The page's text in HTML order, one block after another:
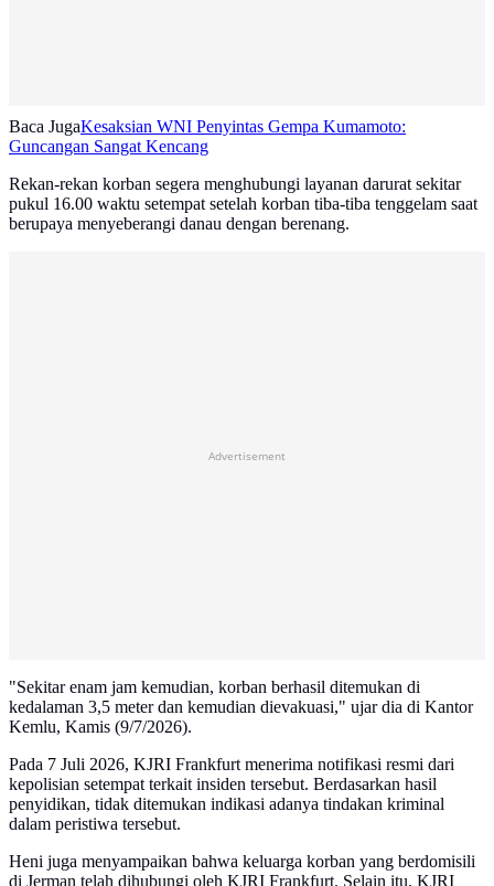
Baca JugaKesaksian WNI Penyintas Gempa Kumamoto:
Guncangan Sangat Kencang
Rekan-rekan korban segera menghubungi layanan darurat sekitar
pukul 16.00 waktu setempat setelah korban tiba-tiba tenggelam saat
berupaya menyeberangi danau dengan berenang.
Advertisement
"Sekitar enam jam kemudian, korban berhasil ditemukan di
kedalaman 3,5 meter dan kemudian dievakuasi," ujar dia di Kantor
Kemlu, Kamis (9/7/2026).
Pada 7 Juli 2026, KJRI Frankfurt menerima notifikasi resmi dari
kepolisian setempat terkait insiden tersebut. Berdasarkan hasil
penyidikan, tidak ditemukan indikasi adanya tindakan kriminal
dalam peristiwa tersebut.
Heni juga menyampaikan bahwa keluarga korban yang berdomisili
di Jerman telah dihubungi oleh KJRI Frankfurt. Selain itu, KJRI